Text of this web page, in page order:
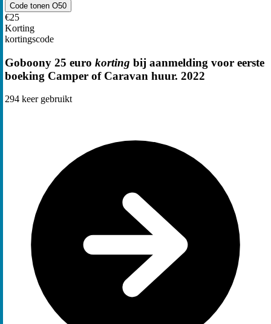
Code tonen O50
€25
Korting
kortingscode
Goboony 25 euro korting bij aanmelding voor eerste
boeking Camper of Caravan huur. 2022
294 keer gebruikt